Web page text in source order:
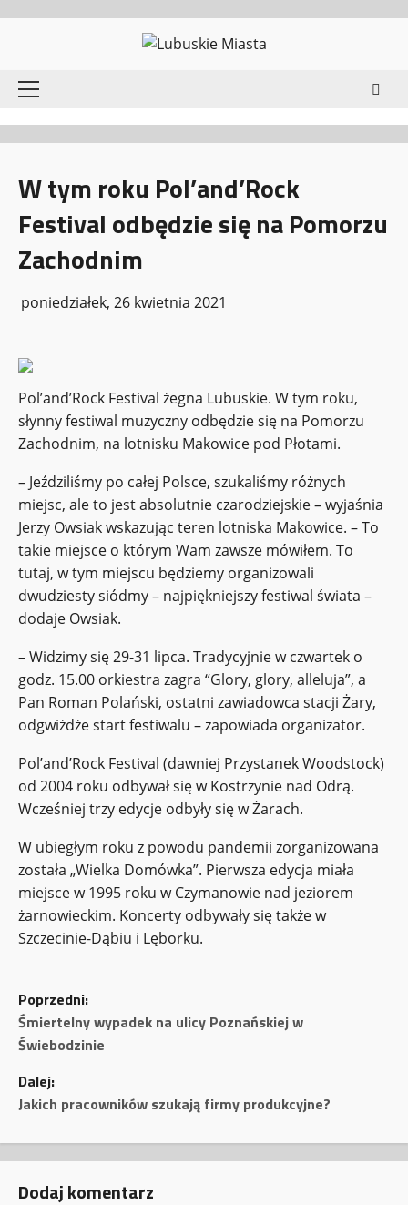
Menu
główne
W tym roku Pol’and’Rock
Festival odbędzie się na Pomorzu
Zachodnim
poniedziałek, 26 kwietnia 2021
Pol’and’Rock Festival żegna Lubuskie. W tym roku,
słynny festiwal muzyczny odbędzie się na Pomorzu
Zachodnim, na lotnisku Makowice pod Płotami.
– Jeździliśmy po całej Polsce, szukaliśmy różnych
miejsc, ale to jest absolutnie czarodziejskie – wyjaśnia
Jerzy Owsiak wskazując teren lotniska Makowice. – To
takie miejsce o którym Wam zawsze mówiłem. To
tutaj, w tym miejscu będziemy organizowali
dwudziesty siódmy – najpiękniejszy festiwal świata –
dodaje Owsiak.
– Widzimy się 29-31 lipca. Tradycyjnie w czwartek o
godz. 15.00 orkiestra zagra “Glory, glory, alleluja”, a
Pan Roman Polański, ostatni zawiadowca stacji Żary,
odgwiżdże start festiwalu – zapowiada organizator.
Pol’and’Rock Festival (dawniej Przystanek Woodstock)
od 2004 roku odbywał się w Kostrzynie nad Odrą.
Wcześniej trzy edycje odbyły się w Żarach.
W ubiegłym roku z powodu pandemii zorganizowana
została „Wielka Domówka”. Pierwsza edycja miała
miejsce w 1995 roku w Czymanowie nad jeziorem
żarnowieckim. Koncerty odbywały się także w
Szczecinie-Dąbiu i Lęborku.
Z
o
b
a
c
z
Poprzedni:
Śmiertelny wypadek na ulicy Poznańskiej w
Świebodzinie
Dalej:
Jakich pracowników szukają firmy produkcyjne?
Dodaj komentarz